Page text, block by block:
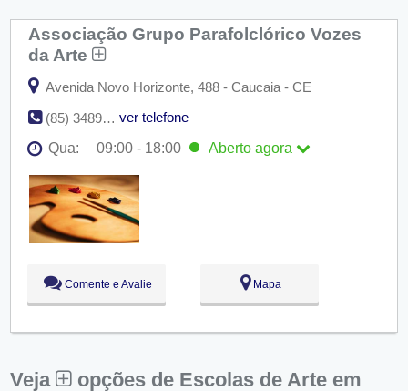
Associação Grupo Parafolclórico Vozes
da Arte
Avenida Novo Horizonte, 488 - Caucaia - CE
(85) 3489-5417 / (85) 8884-2674
ver telefone
Qua:
09:00 - 18:00 Aberto agora
Seg:
09:00 - 18:00
Ter:
09:00 - 18:00
Qua:
09:00 - 18:00
Qui:
09:00 - 18:00
Sex:
09:00 - 18:00
Comente e Avalie Mapa
Veja
opções de Escolas de Arte em